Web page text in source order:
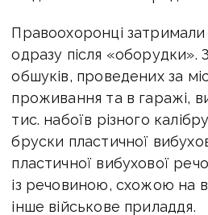
Правоохоронці
одразу після «оборудки».
обшуків, проведених за
проживання та в гаражі,
тис. набоїв різного
бруски пластичної
пластичної вибухової
із речовиною, схожою на
інше військове приладдя.